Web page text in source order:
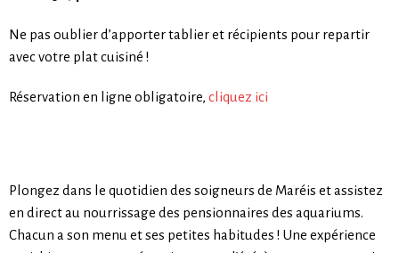
Ne pas oublier d’apporter tablier et récipients pour repartir
avec votre plat cuisiné !
Réservation en ligne obligatoire, cliquez ici
Plongez dans le quotidien des soigneurs de Maréis et assistez
en direct au nourrissage des pensionnaires des aquariums.
Chacun a son menu et ses petites habitudes ! Une expérience